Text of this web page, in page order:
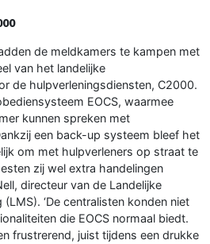
de meldkamers te kampen met
van het landelijke
de hulpverleningsdiensten, C2000.
EOCS, waarmee
kunnen spreken met
een back-up systeem bleef het
om met hulpverleners op straat te
zij wel extra handelingen
directeur van de Landelijke
‘De centralisten konden niet
die EOCS normaal biedt.
frustrerend, juist tijdens een drukke